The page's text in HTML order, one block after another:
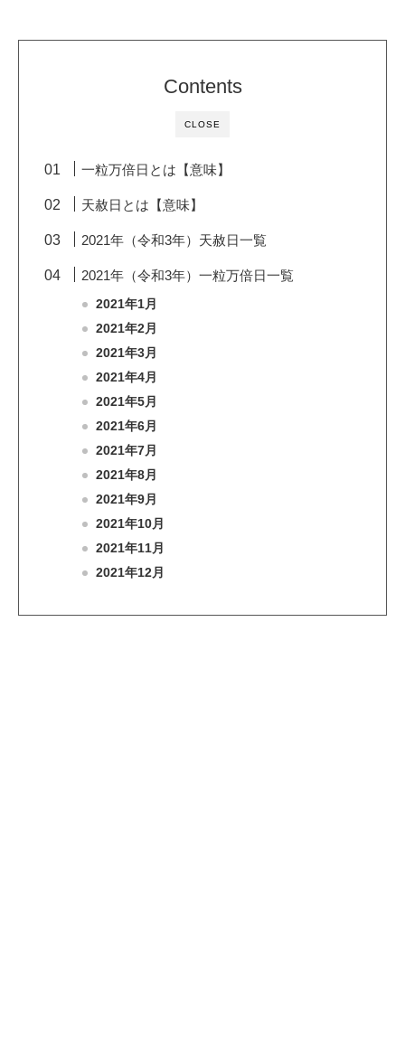
CLOSE
Contents
一粒万倍日とは【意味】
天赦日とは【意味】
2021年（令和3年）天赦日一覧
2021年（令和3年）一粒万倍日一覧
2021年1月
2021年2月
2021年3月
2021年4月
2021年5月
2021年6月
2021年7月
2021年8月
2021年9月
2021年10月
2021年11月
2021年12月